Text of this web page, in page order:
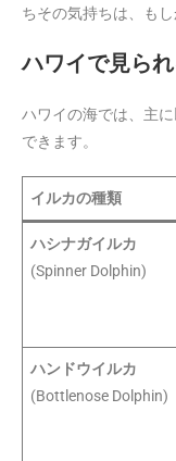
ちその気持ちは、も
ハワイで見ら
ハワイの海では、主
できます。
イルカの種類
ハシナガイルカ
(Spinner Dolphin)
ハンドウイルカ
(Bottlenose Dolphin)